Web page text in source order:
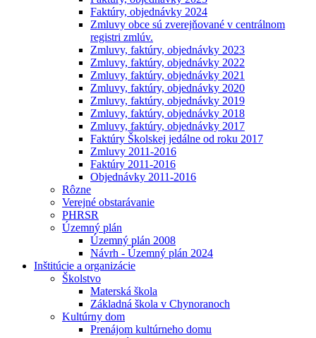
Faktúry, objednávky 2024
Zmluvy obce sú zverejňované v centrálnom
registri zmlúv.
Zmluvy, faktúry, objednávky 2023
Zmluvy, faktúry, objednávky 2022
Zmluvy, faktúry, objednávky 2021
Zmluvy, faktúry, objednávky 2020
Zmluvy, faktúry, objednávky 2019
Zmluvy, faktúry, objednávky 2018
Zmluvy, faktúry, objednávky 2017
Faktúry Školskej jedálne od roku 2017
Zmluvy 2011-2016
Faktúry 2011-2016
Objednávky 2011-2016
Rôzne
Verejné obstarávanie
PHRSR
Územný plán
Územný plán 2008
Návrh - Územný plán 2024
Inštitúcie a organizácie
Školstvo
Materská škola
Základná škola v Chynoranoch
Kultúrny dom
Prenájom kultúrneho domu